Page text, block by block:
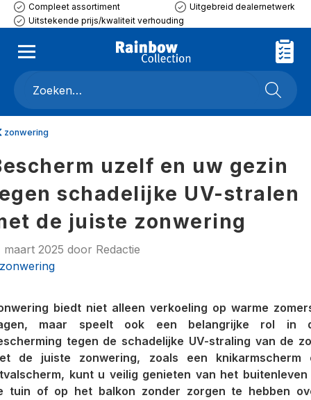
Compleet assortiment
Uitgebreid dealernetwerk
Uitstekende prijs/kwaliteit verhouding
zonwering
uzelf en uw gezin
schadelijke UV-stralen
de juiste zonwering
maart 2025 door Redactie
zonwering
biedt niet alleen verkoeling op warme
maar speelt ook een belangrijke rol in
tegen de schadelijke UV-straling van de
de juiste zonwering, zoals een knikarmscherm
kunt u veilig genieten van het buitenleven
tuin of op het balkon zonder zorgen te hebben